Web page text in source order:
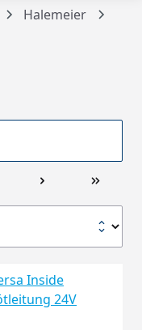
Halemeier